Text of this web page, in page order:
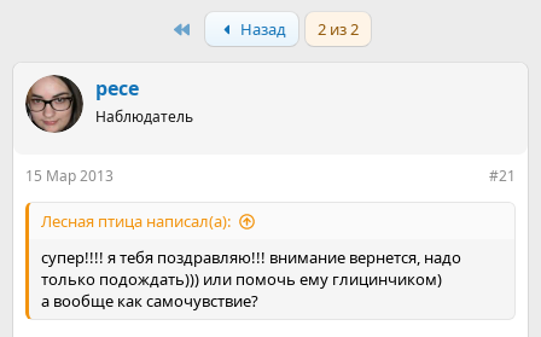
т
е
а
ч
а
Назад 2 из 2
pece
Наблюдатель
15 Мар 2013 #21
Лесная птица написал(а):
супер!!!! я тебя поздравляю!!! внимание вернется, надо
только подождать))) или помочь ему глицинчиком)
а вообще как самочувствие?